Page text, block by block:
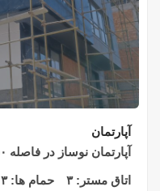
آپارتمان
آپارتمان نوساز در فاصله ۵۰ قدمی دریا
اتاق مستر:۳ حمام ها:۳